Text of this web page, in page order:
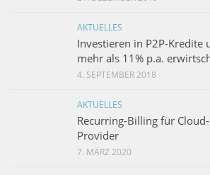
AKTUELLES
Investieren in P2P-Kredite
mehr als 11% p.a.
4. SEPTEMBER 2018
AKTUELLES
Recurring-Billing für Cloud-
Provider
7. MÄRZ 2020